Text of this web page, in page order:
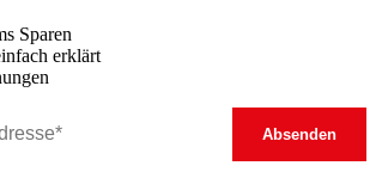
Sparen
erklärt